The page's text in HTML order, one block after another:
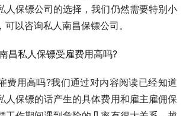
人保镖公司的选择，我们仍然需要特别小
以咨询私人南昌保镖公司。
费用高吗?我们通过对内容阅读已经知道
人保镖的话产生的具体费用和雇主雇佣保